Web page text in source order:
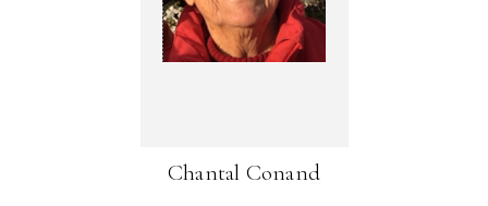
Chantal Conand